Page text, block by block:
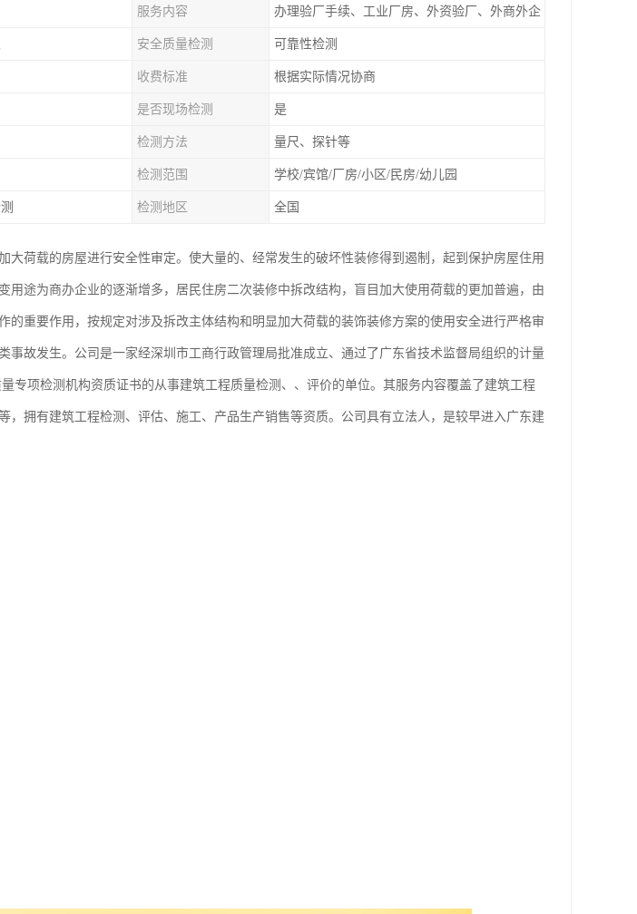
服务内容 办理验厂手续、工业厂房、外资验厂、外商外企
安全质量检测 可靠性检测
收费标准 根据实际情况协商
是否现场检测 是
检测方法 量尺、探针等
检测范围 学校/宾馆/厂房/小区/民房/幼儿园
检测地区 全国
大荷载的房屋进行安全性审定。使大量的、经常发生的破坏性装修得到遏制，起到保护房屋住用
用途为商办企业的逐渐增多，居民住房二次装修中拆改结构，盲目加大使用荷载的更加普遍，由
的重要作用，按规定对涉及拆改主体结构和明显加大荷载的装饰装修方案的使用安全进行严格审
事故发生。公司是一家经深圳市工商行政管理局批准成立、通过了广东省技术监督局组织的计量
专项检测机构资质证书的从事建筑工程质量检测、、评价的单位。其服务内容覆盖了建筑工程
，拥有建筑工程检测、评估、施工、产品生产销售等资质。公司具有立法人，是较早进入广东建